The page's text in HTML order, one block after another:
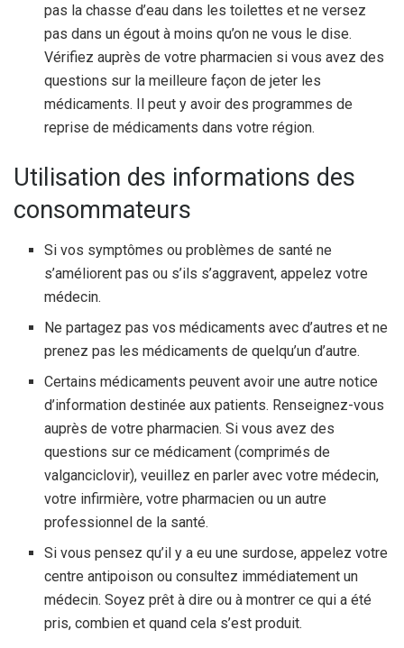
pas la chasse d’eau dans les toilettes et ne versez
pas dans un égout à moins qu’on ne vous le dise.
Vérifiez auprès de votre pharmacien si vous avez des
questions sur la meilleure façon de jeter les
médicaments. Il peut y avoir des programmes de
reprise de médicaments dans votre région.
Utilisation des informations des
consommateurs
Si vos symptômes ou problèmes de santé ne
s’améliorent pas ou s’ils s’aggravent, appelez votre
médecin.
Ne partagez pas vos médicaments avec d’autres et ne
prenez pas les médicaments de quelqu’un d’autre.
Certains médicaments peuvent avoir une autre notice
d’information destinée aux patients. Renseignez-vous
auprès de votre pharmacien. Si vous avez des
questions sur ce médicament (comprimés de
valganciclovir), veuillez en parler avec votre médecin,
votre infirmière, votre pharmacien ou un autre
professionnel de la santé.
Si vous pensez qu’il y a eu une surdose, appelez votre
centre antipoison ou consultez immédiatement un
médecin. Soyez prêt à dire ou à montrer ce qui a été
pris, combien et quand cela s’est produit.